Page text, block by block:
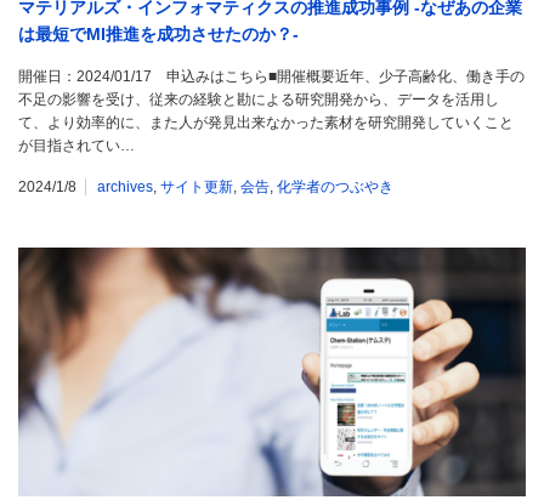
マテリアルズ・インフォマティクスの推進成功事例 -なぜあの企業
は最短でMI推進を成功させたのか？-
開催日：2024/01/17 申込みはこちら■開催概要近年、少子高齢化、働き手の
不足の影響を受け、従来の経験と勘による研究開発から、データを活用し
て、より効率的に、また人が発見出来なかった素材を研究開発していくこと
が目指されてい…
2024/1/8 archives, サイト更新, 会告, 化学者のつぶやき